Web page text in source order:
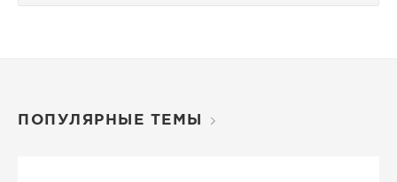
ПОПУЛЯРНЫЕ ТЕМЫ